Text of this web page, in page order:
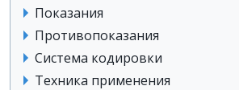
Показания
Противопоказания
Система кодировки
Техника применения